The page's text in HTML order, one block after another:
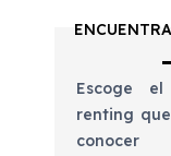
Escoge
renting